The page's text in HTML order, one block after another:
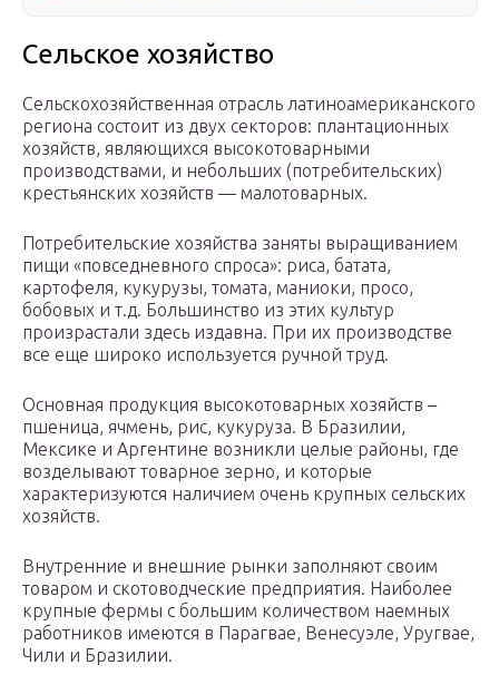
Сельское хозяйство
Сельскохозяйственная отрасль латиноамериканского
региона состоит из двух секторов: плантационных
хозяйств, являющихся высокотоварными
производствами, и небольших (потребительских)
крестьянских хозяйств — малотоварных.
Потребительские хозяйства заняты выращиванием
пищи «повседневного спроса»: риса, батата,
картофеля, кукурузы, томата, маниоки, просо,
бобовых и т.д. Большинство из этих культур
произрастали здесь издавна. При их производстве
все еще широко используется ручной труд.
Основная продукция высокотоварных хозяйств –
пшеница, ячмень, рис, кукуруза. В Бразилии,
Мексике и Аргентине возникли целые районы, где
возделывают товарное зерно, и которые
характеризуются наличием очень крупных сельских
хозяйств.
Внутренние и внешние рынки заполняют своим
товаром и скотоводческие предприятия. Наиболее
крупные фермы с большим количеством наемных
работников имеются в Парагвае, Венесуэле, Уругвае,
Чили и Бразилии.